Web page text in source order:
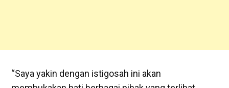
“Saya yakin dengan istigosah ini akan